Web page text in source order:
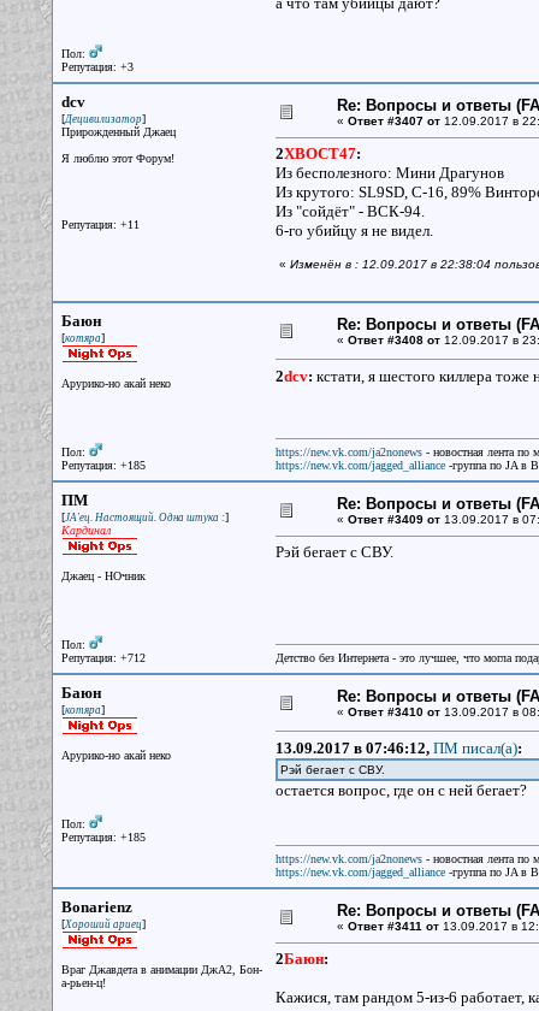
Пол:
Репутация: +3
dcv
[Децивилизатор]
Прирожденный Джаец
Я люблю этот Форум!
Репутация: +11
Re: Вопросы и ответы
« Ответ #3407 от12.09.2017 в
2XBOCT47:
Из бесполезного: Мини Драгунов
Из крутого: SL9SD, C-16, 89%
Из "сойдёт" - ВСК-94.
6-го убийцу я не видел.
« Изменён в : 12.09.2017 в 22:38:04
Баюн
[котяра]
Арурико-но акай неко
Пол:
Репутация: +185
Re: Вопросы и ответы
« Ответ #3408 от12.09.2017 в
2dcv: кстати, я шестого киллера
https://new.vk.com/ja2nonews- новостная лента по
https://new.vk.com/jagged_alliance-группа по JA в
ПМ
[JA'ец. Настоящий. Одна штука :]
Кардинал
Джаец - НОчник
Пол:
Репутация: +712
Re: Вопросы и ответы
« Ответ #3409 от13.09.2017 в
Рэй бегает с СВУ.
Детство без Интернета - это лучшее, что могла
Баюн
[котяра]
Арурико-но акай неко
Пол:
Репутация: +185
Re: Вопросы и ответы
« Ответ #3410 от13.09.2017 в
13.09.2017 в 07:46:12, ПМ писал(a):
Рэй бегает с СВУ.
остается вопрос, где он с ней бегает?
https://new.vk.com/ja2nonews- новостная лента по
https://new.vk.com/jagged_alliance-группа по JA в
Bonarienz
[Хороший ариец]
Враг Джавдета в анимации ДжА2, Бон-
а-рьен-ц!
Re: Вопросы и ответы
« Ответ #3411 от13.09.2017 в
2Баюн:
Кажися, там рандом 5-из-6 работает,